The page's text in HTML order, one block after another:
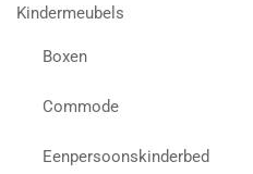
Kindermeubels
Boxen
Commode
Eenpersoonskinderbed